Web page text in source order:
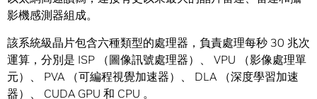
影機感測器組成。
該系統級晶片包含六種類型的處理器，負責處理每秒 30 兆次
運算，分別是 ISP （圖像訊號處理器）、 VPU （影像處理單
元）、 PVA （可編程視覺加速器）、 DLA （深度學習加速
器）、 CUDA GPU 和 CPU 。